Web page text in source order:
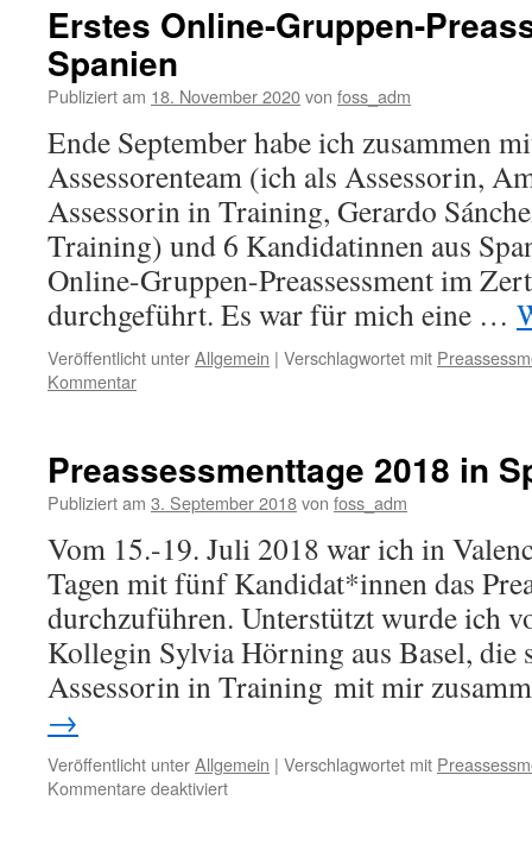
Erstes Online-Gruppen-
Spanien
Publiziert am 18. November 2020von foss_adm
Ende September habe ich zusammen
Assessorenteam (ich als Assessorin,
Assessorin in Training, Gerardo
Training) und 6 Kandidatinnen aus
Online-Gruppen-Preassessment im
durchgeführt. Es war für mich eine …
Veröffentlicht unterAllgemein | Verschlagwortet mit
Kommentar
Preassessmenttage 2018 in
Publiziert am 3. September 2018von foss_adm
Vom 15.-19. Juli 2018 war ich in
Tagen mit fünf Kandidat*innen das
durchzuführen. Unterstützt wurde ich
Kollegin Sylvia Hörning aus Basel, die
Assessorin in Training mit mir
→
Veröffentlicht unterAllgemein | Verschlagwortet mit
Kommentare deaktiviertfür